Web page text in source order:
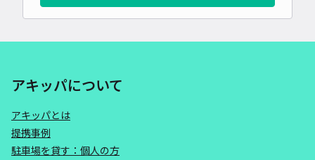
アキッパについて
アキッパとは
提携事例
駐車場を貸す：個人の方